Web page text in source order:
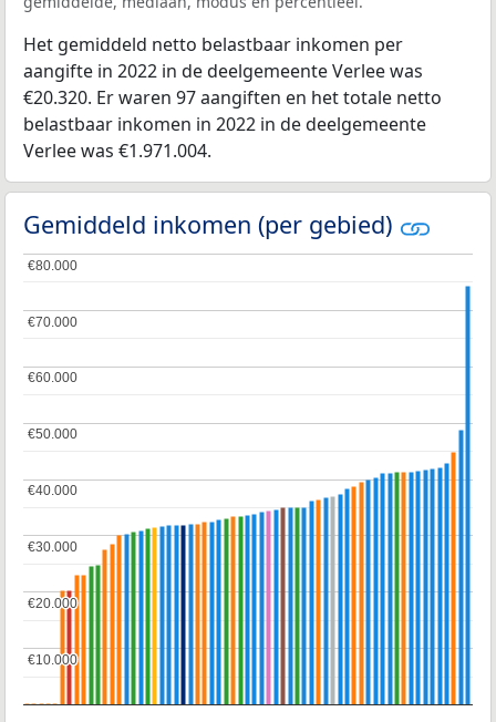
Het gemiddeld netto belastbaar inkomen per
aangifte in 2022 in de deelgemeente Verlee was
€20.320. Er waren 97 aangiften en het totale netto
belastbaar inkomen in 2022 in de deelgemeente
Verlee was €1.971.004.
Gemiddeld inkomen (per gebied)
€10.000
€10.000
€20.000
€20.000
€30.000
€30.000
€40.000
€40.000
€50.000
€50.000
€60.000
€60.000
€70.000
€70.000
€80.000
€80.000